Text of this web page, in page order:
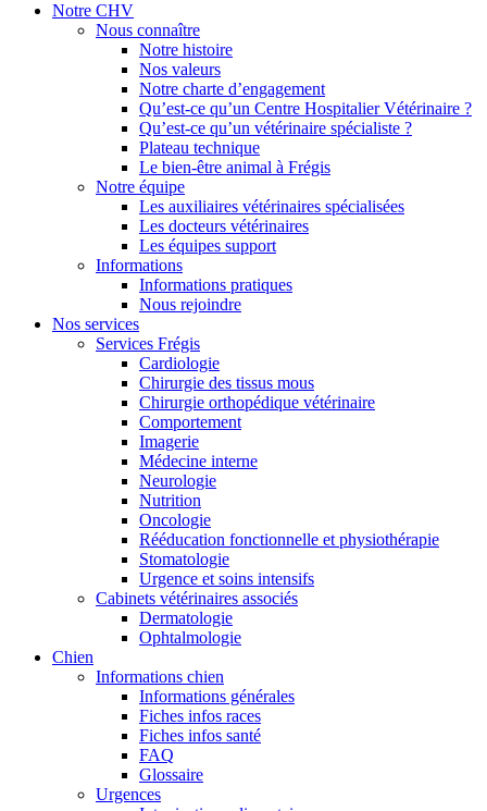
Notre CHV
Nous connaître
Notre histoire
Nos valeurs
Notre charte d’engagement
Qu’est-ce qu’un Centre Hospitalier Vétérinaire ?
Qu’est-ce qu’un vétérinaire spécialiste ?
Plateau technique
Le bien-être animal à Frégis
Notre équipe
Les auxiliaires vétérinaires spécialisées
Les docteurs vétérinaires
Les équipes support
Informations
Informations pratiques
Nous rejoindre
Nos services
Services Frégis
Cardiologie
Chirurgie des tissus mous
Chirurgie orthopédique vétérinaire
Comportement
Imagerie
Médecine interne
Neurologie
Nutrition
Oncologie
Rééducation fonctionnelle et physiothérapie
Stomatologie
Urgence et soins intensifs
Cabinets vétérinaires associés
Dermatologie
Ophtalmologie
Chien
Informations chien
Informations générales
Fiches infos races
Fiches infos santé
FAQ
Glossaire
Urgences